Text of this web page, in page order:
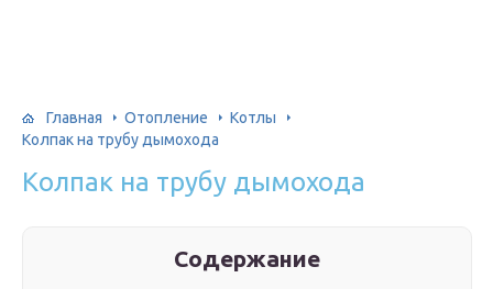
Главная Отопление
Котлы
Колпак на трубу дымохода
Колпак на трубу дымохода
Содержание